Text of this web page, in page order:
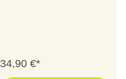
34,90 €*